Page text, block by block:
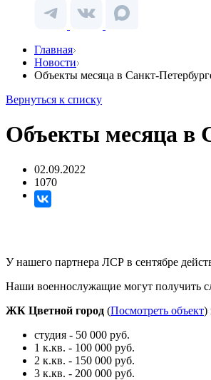
Главная
Новости
Объекты месяца в Санкт-
Вернуться к списку
Объекты месяца в
02.09.2022
1070
У нашего партнера ЛСР в сентябре
Наши военнослужащие могут получить
ЖК Цветной город (Посмотреть объект)
студия - 50 000 руб.
1 к.кв. - 100 000 руб.
2 к.кв. - 150 000 руб.
3 к.кв. - 200 000 руб.